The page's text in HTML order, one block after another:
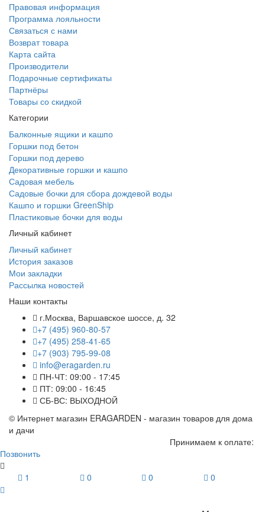
Правовая информация
Программа лояльности
Связаться с нами
Возврат товара
Карта сайта
Производители
Подарочные сертификаты
Партнёры
Товары со скидкой
Категории
Балконные ящики и кашпо
Горшки под бетон
Горшки под дерево
Декоративные горшки и кашпо
Садовая мебель
Садовые бочки для сбора дождевой воды
Кашпо и горшки GreenShip
Пластиковые бочки для воды
Личный кабинет
Личный кабинет
История заказов
Мои закладки
Рассылка новостей
Наши контакты
г.Москва, Варшавское шоссе, д. 32
+7 (495) 960-80-57
+7 (495) 258-41-65
+7 (903) 795-99-08
info@eragarden.ru
ПН-ЧТ: 09:00 - 17:45
ПТ: 09:00 - 16:45
СБ-ВС: ВЫХОДНОЙ
© Интернет магазин ERAGARDEN - магазин товаров для дома
и дачи
Принимаем к оплате:
Позвонить
1
0 0 0